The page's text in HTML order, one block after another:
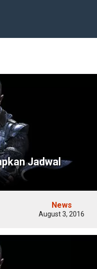
Jadwal
News
August 3, 2016